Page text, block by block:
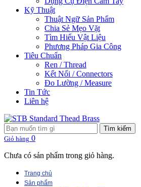
Kỹ Thuật
Thuật Ngữ Sản Phẩm
Chia Sẻ Mẹo Vặt
Tìm Hiểu Vật Liệu
Phương Pháp Gia Công
Tiêu Chuẩn
Ren / Thread
Kết Nối / Connectors
Đo Lường / Measure
Tin Tức
Liên hệ
Tìm kiếm
Giỏ hàng 0
Chưa có sản phẩm trong giỏ hàng.
Trang chủ
Sản phẩm